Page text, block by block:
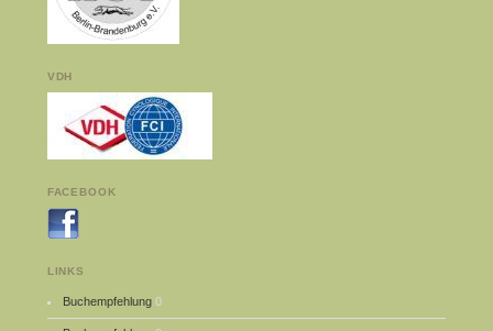
VDH
FACEBOOK
LINKS
Buchempfehlung 0